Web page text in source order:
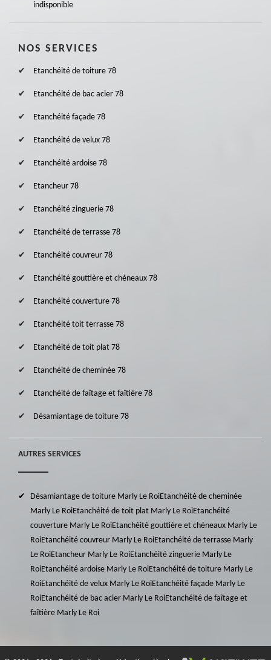
indisponible
NOS SERVICES
Etanchéité de toiture 78
Etanchéité de bac acier 78
Etanchéité façade 78
Etanchéité de velux 78
Etanchéité ardoise 78
Etancheur 78
Etanchéité zinguerie 78
Etanchéité de terrasse 78
Etanchéité couvreur 78
Etanchéité gouttière et chéneaux 78
Etanchéité couverture 78
Etanchéité toit terrasse 78
Etanchéité de toit plat 78
Etanchéité de cheminée 78
Etanchéité de faîtage et faîtière 78
Désamiantage de toiture 78
AUTRES SERVICES
Désamiantage de toiture Marly Le RoiEtanchéité de cheminée
Marly Le RoiEtanchéité de toit plat Marly Le RoiEtanchéité
couverture Marly Le RoiEtanchéité gouttière et chéneaux Marly Le
RoiEtanchéité couvreur Marly Le RoiEtanchéité de terrasse Marly
Le RoiEtancheur Marly Le RoiEtanchéité zinguerie Marly Le
RoiEtanchéité ardoise Marly Le RoiEtanchéité de toiture Marly Le
RoiEtanchéité de velux Marly Le RoiEtanchéité façade Marly Le
RoiEtanchéité de bac acier Marly Le RoiEtanchéité de faîtage et
faîtière Marly Le Roi